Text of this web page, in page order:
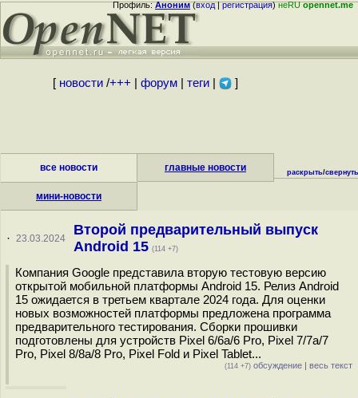
Профиль:Аноним(вход|регистрация)неRUopennet.me
[ новости/+++ форум| теги| ]
все новости главные новости
мини-новости
раскрыть/свернуть
· 23.03.2024
Второй предварительный выпуск
Android 15 (114 +7)
Компания Google представила вторую тестовую версию
открытой мобильной платформы Android 15. Релиз Android
15 ожидается в третьем квартале 2024 года. Для оценки
новых возможностей платформы предложена программа
предварительного тестирования. Сборки прошивки
подготовлены для устройств Pixel 6/6a/6 Pro, Pixel 7/7a/7
Pro, Pixel 8/8a/8 Pro, Pixel Fold и Pixel Tablet...
(114 +7) обсуждение | весь текст